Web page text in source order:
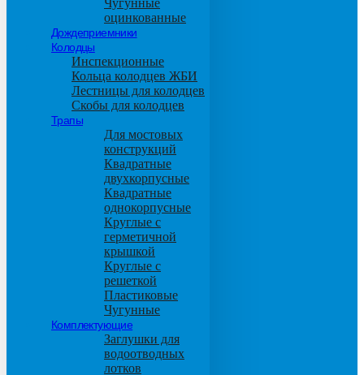
оцинкованные
Дождеприемники
Колодцы
Инспекционные
Кольца колодцев ЖБИ
Лестницы для колодцев
Скобы для колодцев
Трапы
Для мостовых
конструкций
Квадратные
двухкорпусные
Квадратные
однокорпусные
Круглые с
герметичной
крышкой
Круглые с
решеткой
Пластиковые
Чугунные
Комплектующие
Заглушки для
водоотводных
лотков